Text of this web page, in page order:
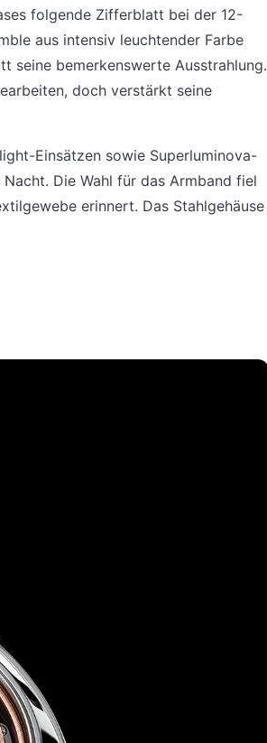
folgende Zifferblatt bei der 12-
aus intensiv leuchtender Farbe
seine bemerkenswerte Ausstrahlung.
doch verstärkt seine
Einsätzen sowie Superluminova-
Die Wahl für das Armband fiel
erinnert. Das Stahlgehäuse